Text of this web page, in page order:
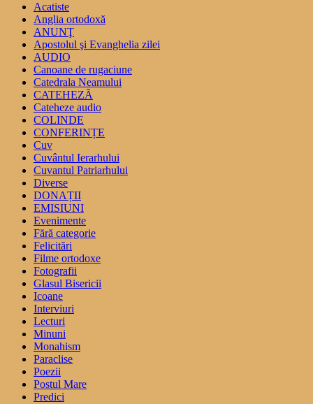
Acatiste
Anglia ortodoxă
ANUNŢ
Apostolul şi Evanghelia zilei
AUDIO
Canoane de rugaciune
Catedrala Neamului
CATEHEZĂ
Cateheze audio
COLINDE
CONFERINȚE
Cuv
Cuvântul Ierarhului
Cuvantul Patriarhului
Diverse
DONAȚII
EMISIUNI
Evenimente
Fără categorie
Felicitări
Filme ortodoxe
Fotografii
Glasul Bisericii
Icoane
Interviuri
Lecturi
Minuni
Monahism
Paraclise
Poezii
Postul Mare
Predici